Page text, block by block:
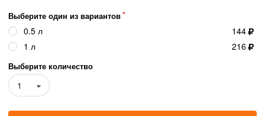
Выберите один из вариантов
0.5 л
144
1 л
216
Выберите количество
1